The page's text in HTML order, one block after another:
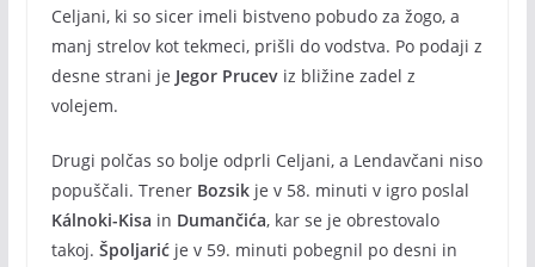
Celjani, ki so sicer imeli bistveno pobudo za žogo, a
manj strelov kot tekmeci, prišli do vodstva. Po podaji z
desne strani je Jegor Pruceviz bližine zadel z
volejem.
Drugi polčas so bolje odprli Celjani, a Lendavčani niso
popuščali. Trener Bozsikje v 58. minuti v igro poslal
Kálnoki-Kisa in Dumančića, kar se je obrestovalo
takoj. Špoljarićje v 59. minuti pobegnil po desni in